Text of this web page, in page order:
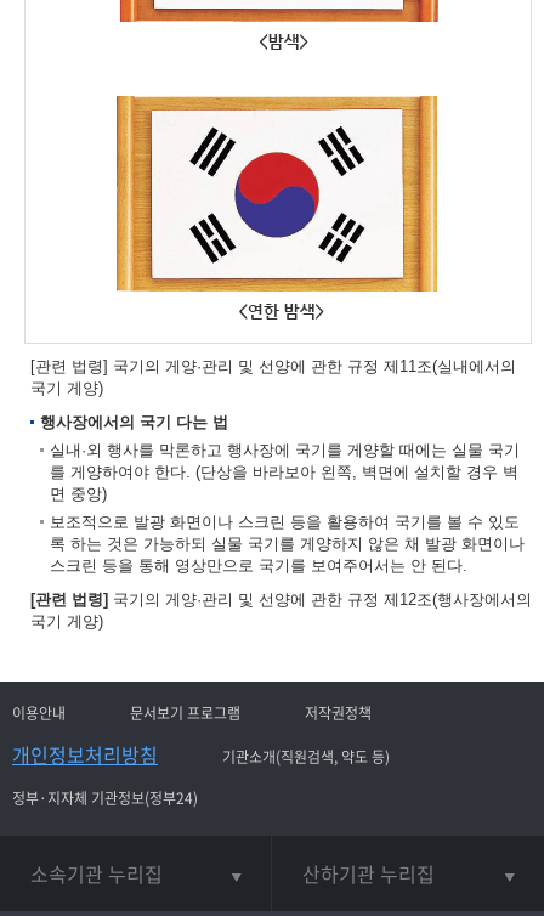
[관련 법령] 국기의 게양·관리 및 선양에 관한 규정 제11조(실내에서의
국기 게양)
행사장에서의 국기 다는 법
실내·외 행사를 막론하고 행사장에 국기를 게양할 때에는 실물 국기
를 게양하여야 한다. (단상을 바라보아 왼쪽, 벽면에 설치할 경우 벽
면 중앙)
보조적으로 발광 화면이나 스크린 등을 활용하여 국기를 볼 수 있도
록 하는 것은 가능하되 실물 국기를 게양하지 않은 채 발광 화면이나
스크린 등을 통해 영상만으로 국기를 보여주어서는 안 된다.
[관련 법령] 국기의 게양·관리 및 선양에 관한 규정 제12조(행사장에서의
국기 게양)
이용안내 문서보기 프로그램 저작권정책
개인정보처리방침
기관소개(직원검색, 약도 등)
정부·지자체 기관정보(정부24)
소속기관 누리집 산하기관 누리집